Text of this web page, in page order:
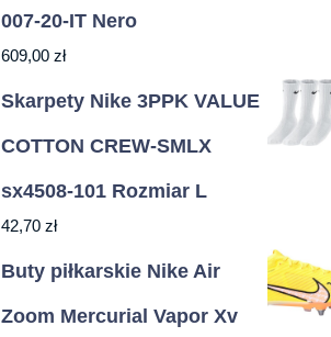
007-20-IT Nero
609,00 zł
Skarpety Nike 3PPK VALUE
COTTON CREW-SMLX
sx4508-101 Rozmiar L
42,70 zł
Buty piłkarskie Nike Air
Zoom Mercurial Vapor Xv